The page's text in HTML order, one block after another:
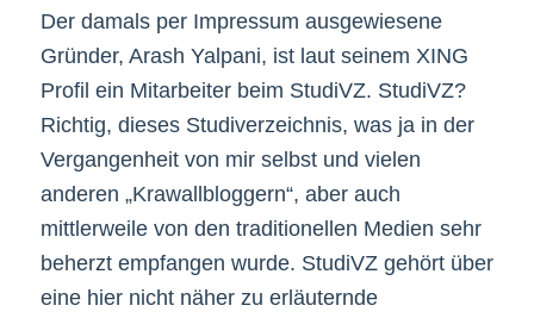
Der damals per Impressum ausgewiesene
Gründer, Arash Yalpani, ist laut seinem XING
Profil ein Mitarbeiter beim StudiVZ. StudiVZ?
Richtig, dieses Studiverzeichnis, was ja in der
Vergangenheit von mir selbst und vielen
anderen „Krawallbloggern“, aber auch
mittlerweile von den traditionellen Medien sehr
beherzt empfangen wurde. StudiVZ gehört über
eine hier nicht näher zu erläuternde